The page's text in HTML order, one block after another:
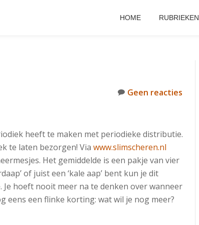
HOME RUBRIEKEN
Geen reacties
heeft te maken met periodieke distributie.
te laten bezorgen! Via www.slimscheren.nl
Het gemiddelde is een pakje van vier
of juist een ‘kale aap’ bent kun je dit
hoeft nooit meer na te denken over wanneer
eens een flinke korting: wat wil je nog meer?